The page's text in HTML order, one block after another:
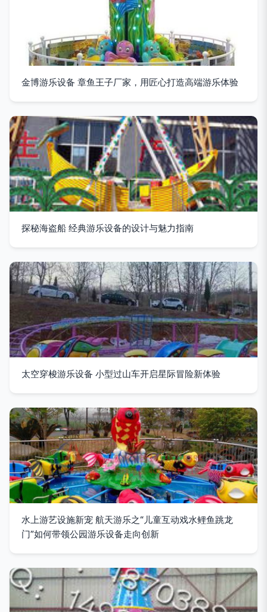
金博游乐设备 章鱼王子厂家，用匠心打造高端游乐体验
探秘海盗船 经典游乐设备的设计与魅力指南
太空穿梭游乐设备 小型过山车开启星际冒险新体验
水上游艺设施新宠 航天游乐之“儿童互动戏水鲤鱼跳龙
门”如何带领公园游乐设备走向创新